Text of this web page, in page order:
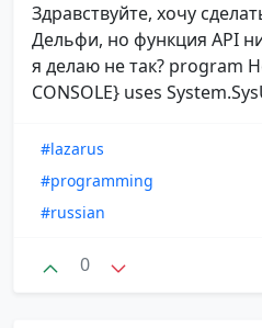
Здравствуйте, хочу
Дельфи, но функция API
я делаю не так? program
CONSOLE} uses
#lazarus
#programming
#russian
0